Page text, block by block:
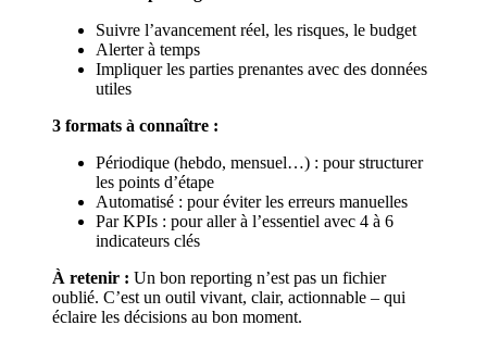
Suivre l’avancement réel, les risques, le budget
Alerter à temps
Impliquer les parties prenantes avec des données
utiles
3 formats à connaître :
Périodique (hebdo, mensuel…) : pour structurer
les points d’étape
Automatisé : pour éviter les erreurs manuelles
Par KPIs : pour aller à l’essentiel avec 4 à 6
indicateurs clés
À retenir : Un bon reporting n’est pas un fichier
oublié. C’est un outil vivant, clair, actionnable – qui
éclaire les décisions au bon moment.